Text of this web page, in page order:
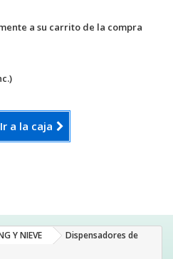
a su carrito de la compra
Ir a la caja
Y NIEVE
Dispensadores de